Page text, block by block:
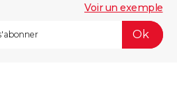
Voir un exemple